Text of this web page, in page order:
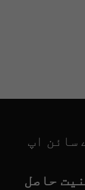
سائن اپ
حاصل